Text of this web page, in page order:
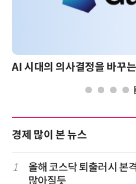
경제 많이 본 뉴스
1
올해 코스닥 퇴출러시 본
많아질듯